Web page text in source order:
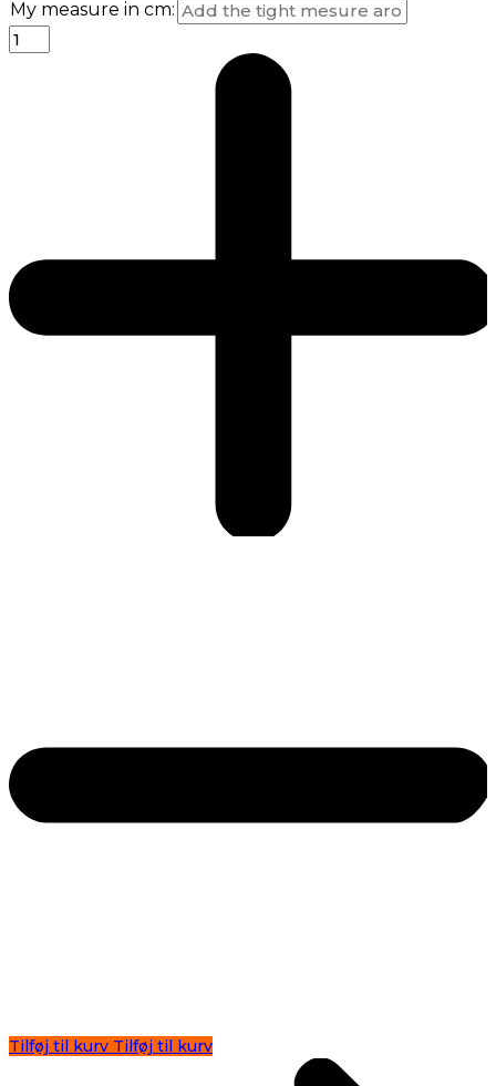
My measure in cm:
Tilføj til kurv Tilføj til kurv